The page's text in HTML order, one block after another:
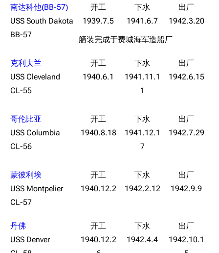
1696 6690 11.9万
舰R百科
导航
首页
最近更改
留言讨论页
新页面
帮助
随便逛逛
上传文件
游戏系统
新手入门
推荐角色与游戏技
经验计算
远征
战利品与功勋
战斗机制
舰娘与装备
按编号
按类型
换装
南达科他(BB-57)
USS South Dakota
BB-57
1939.7.5 1941.6.7
1942.3.20
舾装完成于费城海军造船厂
克利夫兰
USS Cleveland
CL-55
1940.6.1
1941.11.1
1
1942.6.15
哥伦比亚
USS Columbia
CL-56
1940.8.18
1941.12.1
7
1942.7.29
蒙彼利埃
USS Montpelier
CL-57
1940.12.2 1942.2.12 1942.9.9
丹佛
USS Denver
1940.12.2
1942.4.4
1942.10.1